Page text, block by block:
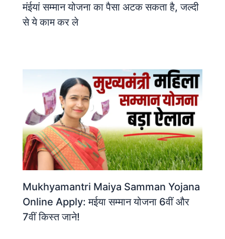
मंईयां सम्मान योजना का पैसा अटक सकता है, जल्दी
से ये काम कर ले
Mukhyamantri Maiya Samman Yojana
Online Apply: मईया सम्मान योजना 6वीं और
7वीं किस्त जाने!